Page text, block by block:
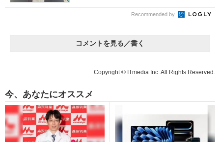
Recommended by
コメントを見る／書く
Copyright © ITmedia Inc. All Rights Reserved.
今、あなたにオススメ